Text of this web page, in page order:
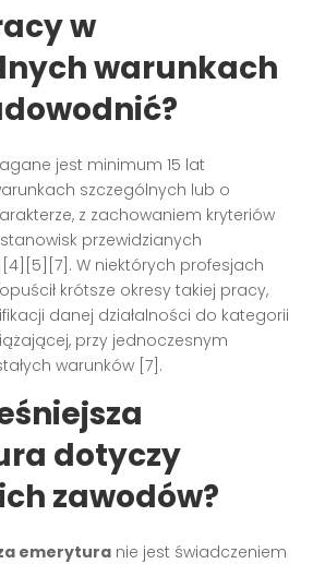
w
warunkach
jest minimum 15 lat
szczególnych lub o
z zachowaniem kryteriów
przewidzianych
W niektórych profesjach
krótsze okresy takiej pracy,
danej działalności do kategorii
przy jednoczesnym
warunków [7].
dotyczy
zawodów?
emerytura nie jest świadczeniem